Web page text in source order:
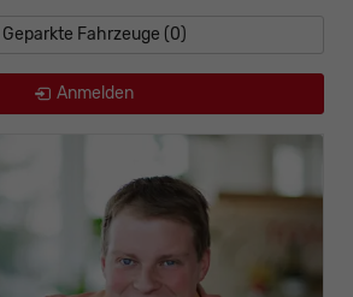
Geparkte Fahrzeuge (0)
Anmelden